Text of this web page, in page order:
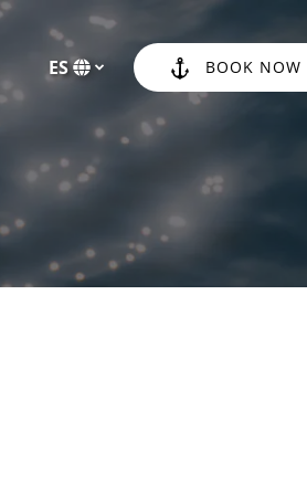
Selecciona
idioma
ES BOOK NOW